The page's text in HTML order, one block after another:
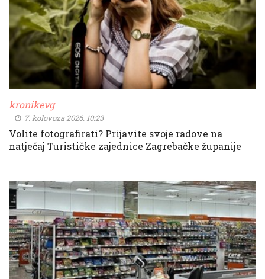
kronikevg
7. kolovoza 2026. 10:23
Volite fotografirati? Prijavite svoje radove na
natječaj Turističke zajednice Zagrebačke županije